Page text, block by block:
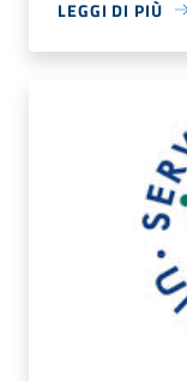
LEGGI DI PIÙ